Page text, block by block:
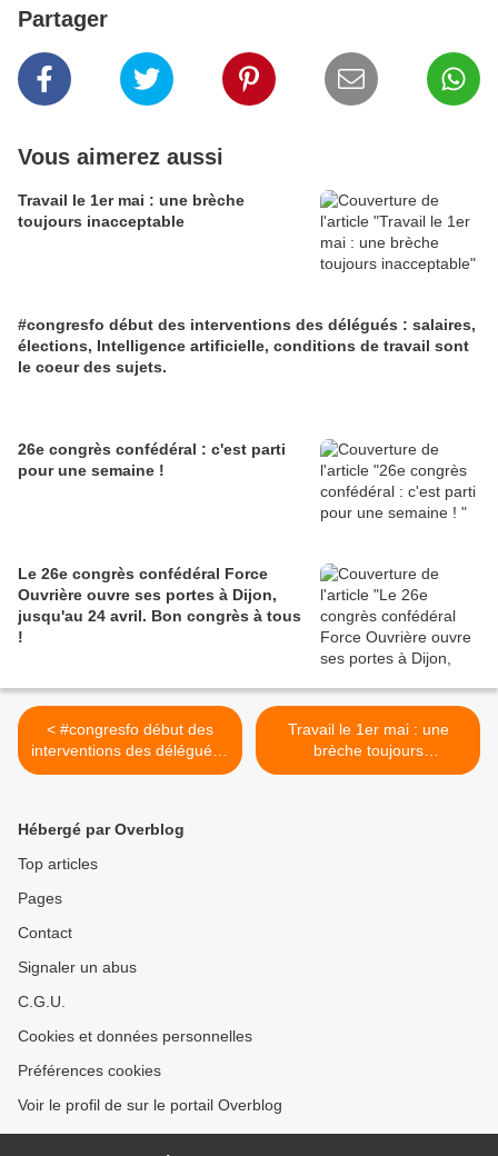
Partager
Vous aimerez aussi
Travail le 1er mai : une brèche
toujours inacceptable
#congresfo début des interventions des délégués : salaires,
élections, Intelligence artificielle, conditions de travail sont
le coeur des sujets.
26e congrès confédéral : c'est parti
pour une semaine !
Le 26e congrès confédéral Force
Ouvrière ouvre ses portes à Dijon,
jusqu'au 24 avril. Bon congrès à tous
!
< #congresfo début des
interventions des délégués :
salaires, élections,
coeur des sujets.
Travail le 1er mai : une
brèche toujours
inacceptable >
Hébergé par Overblog
Top articles
Pages
Contact
Signaler un abus
C.G.U.
Cookies et données personnelles
Préférences cookies
Voir le profil de sur le portail Overblog